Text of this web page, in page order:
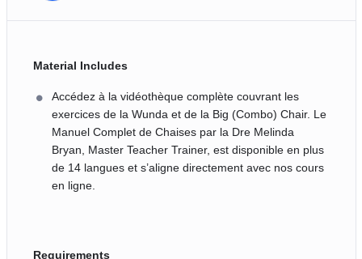
Material Includes
Accédez à la vidéothèque complète couvrant les
exercices de la Wunda et de la Big (Combo) Chair. Le
Manuel Complet de Chaises par la Dre Melinda
Bryan, Master Teacher Trainer, est disponible en plus
de 14 langues et s’aligne directement avec nos cours
en ligne.
Requirements